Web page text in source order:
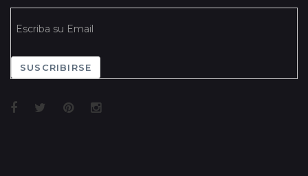
SUSCRIBIRSE